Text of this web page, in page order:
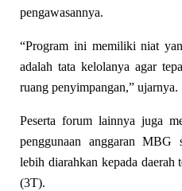
pengawasannya.
“Program ini memiliki niat
adalah tata kelolanya agar
ruang penyimpangan,” ujarnya.
Peserta forum lainnya juga
penggunaan anggaran MBG
lebih diarahkan kepada daerah
(3T).